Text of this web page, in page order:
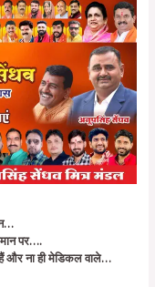
पर….
हैं और ना ही मेडिकल वाले…